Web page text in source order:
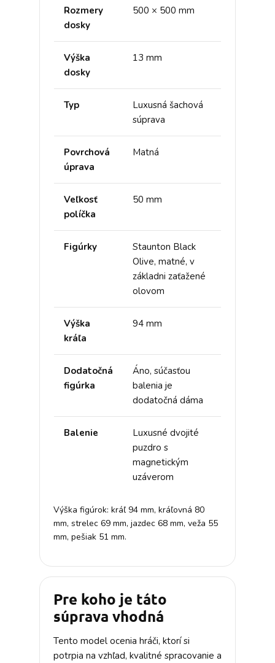
Rozmery
dosky
500 × 500 mm
Výška
dosky
13 mm
Typ
Luxusná šachová
súprava
Povrchová
úprava
Matná
Veľkosť
políčka
50 mm
Figúrky
Staunton Black
Olive, matné, v
základni zaťažené
olovom
Výška
kráľa
94 mm
Dodatočná
figúrka
Áno, súčasťou
balenia je
dodatočná dáma
Balenie
Luxusné dvojité
puzdro s
magnetickým
uzáverom
Výška figúrok: kráľ 94 mm, kráľovná 80
mm, strelec 69 mm, jazdec 68 mm, veža 55
mm, pešiak 51 mm.
Pre koho je táto
súprava vhodná
Tento model ocenia hráči, ktorí si
potrpia na vzhľad, kvalitné spracovanie a